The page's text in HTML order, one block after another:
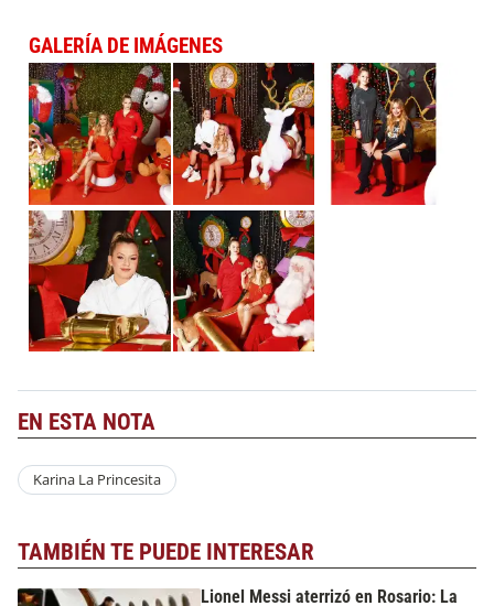
GALERÍA DE IMÁGENES
EN ESTA NOTA
Karina La Princesita
TAMBIÉN TE PUEDE INTERESAR
Lionel Messi aterrizó en Rosario: La